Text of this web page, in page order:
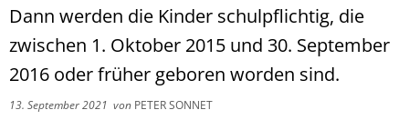
Dann werden die Kinder schulpflichtig, die
zwischen 1. Oktober 2015 und 30. September
2016 oder früher geboren worden sind.
13. September 2021 von PETER SONNET